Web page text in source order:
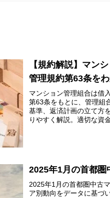
【規約解説】マン
管理規約第63条を
マンション管理組合は借
第63条をもとに、管理組
基準、返済計画の立て方
りやすく解説。適切な資
2025年1月の首都圏
2025年1月の首都圏中古
ア別動向をデータに基づ